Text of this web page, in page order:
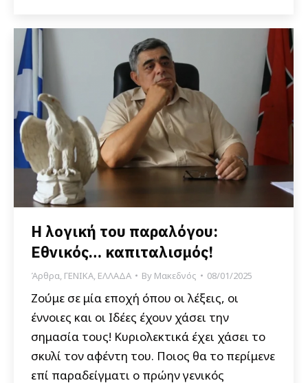
Η λογική του παραλόγου:
Εθνικός… καπιταλισμός!
Άρθρα, ΓΕΝΙΚΑ, ΕΛΛΑΔΑ By Μακεδνός 08/01/2025
Ζούμε σε μία εποχή όπου οι λέξεις, οι
έννοιες και οι Ιδέες έχουν χάσει την
σημασία τους! Κυριολεκτικά έχει χάσει το
σκυλί τον αφέντη του. Ποιος θα το περίμενε
επί παραδείγματι ο πρώην γενικός